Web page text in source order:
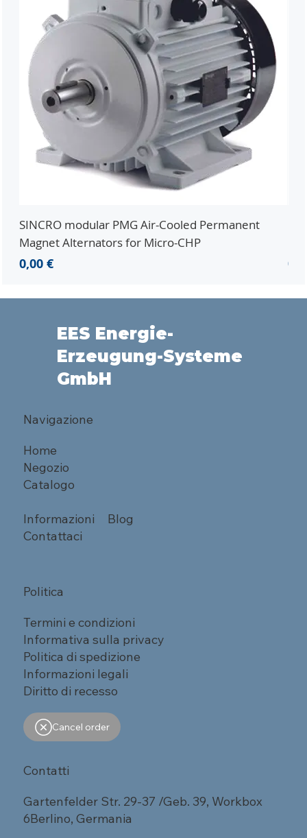
SINCRO modular PMG Air-Cooled Permanent
Magnet Alternators for Micro-CHP
Prezzo
0,00 €
EES Energie-
Erzeugung-Systeme
GmbH
Navigazione
Home
Negozio
Catalogo
Informazioni
Blog
Contattaci
Politica
Termini e condizioni
Informativa sulla privacy
Politica di spedizione
Informazioni legali
Diritto di recesso
Cancel order
Contatti
Gartenfelder Str. 29-37 /Geb. 39, Workbox
6Berlino, Germania